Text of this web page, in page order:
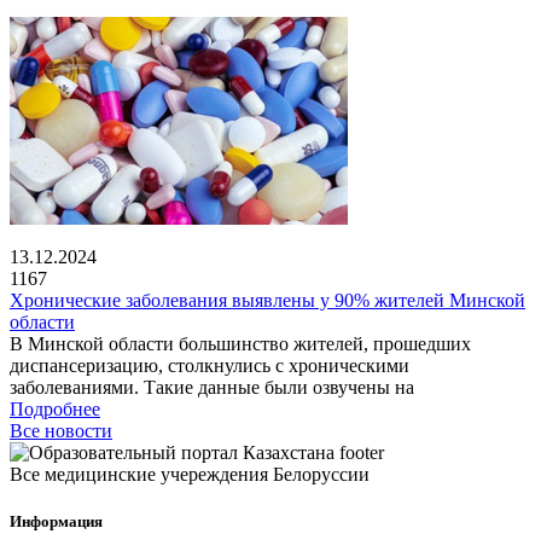
13.12.2024
1167
Хронические заболевания выявлены у 90% жителей Минской
области
В Минской области большинство жителей, прошедших
диспансеризацию, столкнулись с хроническими
заболеваниями. Такие данные были озвучены на
Подробнее
Все новости
Все медицинские учереждения Белоруссии
Информация